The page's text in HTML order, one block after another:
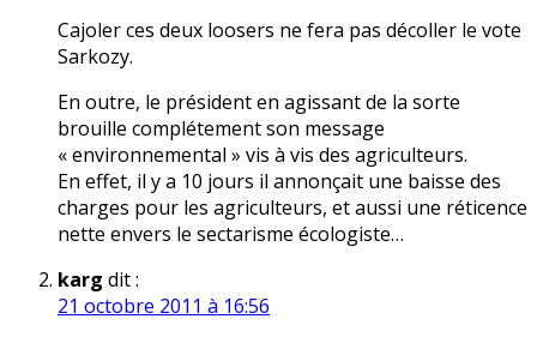
Cajoler ces deux loosers ne fera pas décoller le vote
Sarkozy.
En outre, le président en agissant de la sorte
brouille complétement son message
« environnemental » vis à vis des agriculteurs.
En effet, il y a 10 jours il annonçait une baisse des
charges pour les agriculteurs, et aussi une réticence
nette envers le sectarisme écologiste…
karg dit :
21 octobre 2011 à 16:56